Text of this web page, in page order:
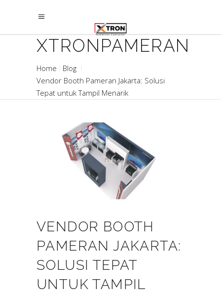
XTRONPAMERAN
Home
Blog
Vendor Booth Pameran Jakarta: Solusi
Tepat untuk Tampil Menarik
VENDOR BOOTH
PAMERAN JAKARTA:
SOLUSI TEPAT
UNTUK TAMPIL